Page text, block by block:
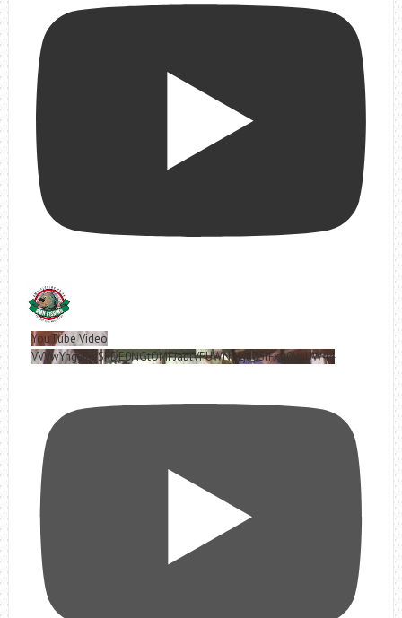
YouTube Video
VVVwYngyRjVSRDE0NGtOMFJablVPUWNBLjd0SlFxa0VoUW44